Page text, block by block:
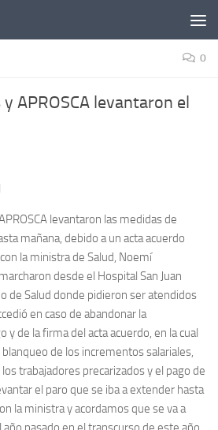
0
APROSCA levantaron el
levantaron las medidas de
mañana, debido a un acta acuerdo
la ministra de Salud, Noemí
desde el Hospital San Juan
de Salud donde pidieron ser atendidos
en caso de abandonar la
y de la firma del acta acuerdo, en la cual
de los incrementos salariales,
trabajadores precarizados y el pago de
el paro que se iba a extender hasta
la ministra y acordamos que se va a